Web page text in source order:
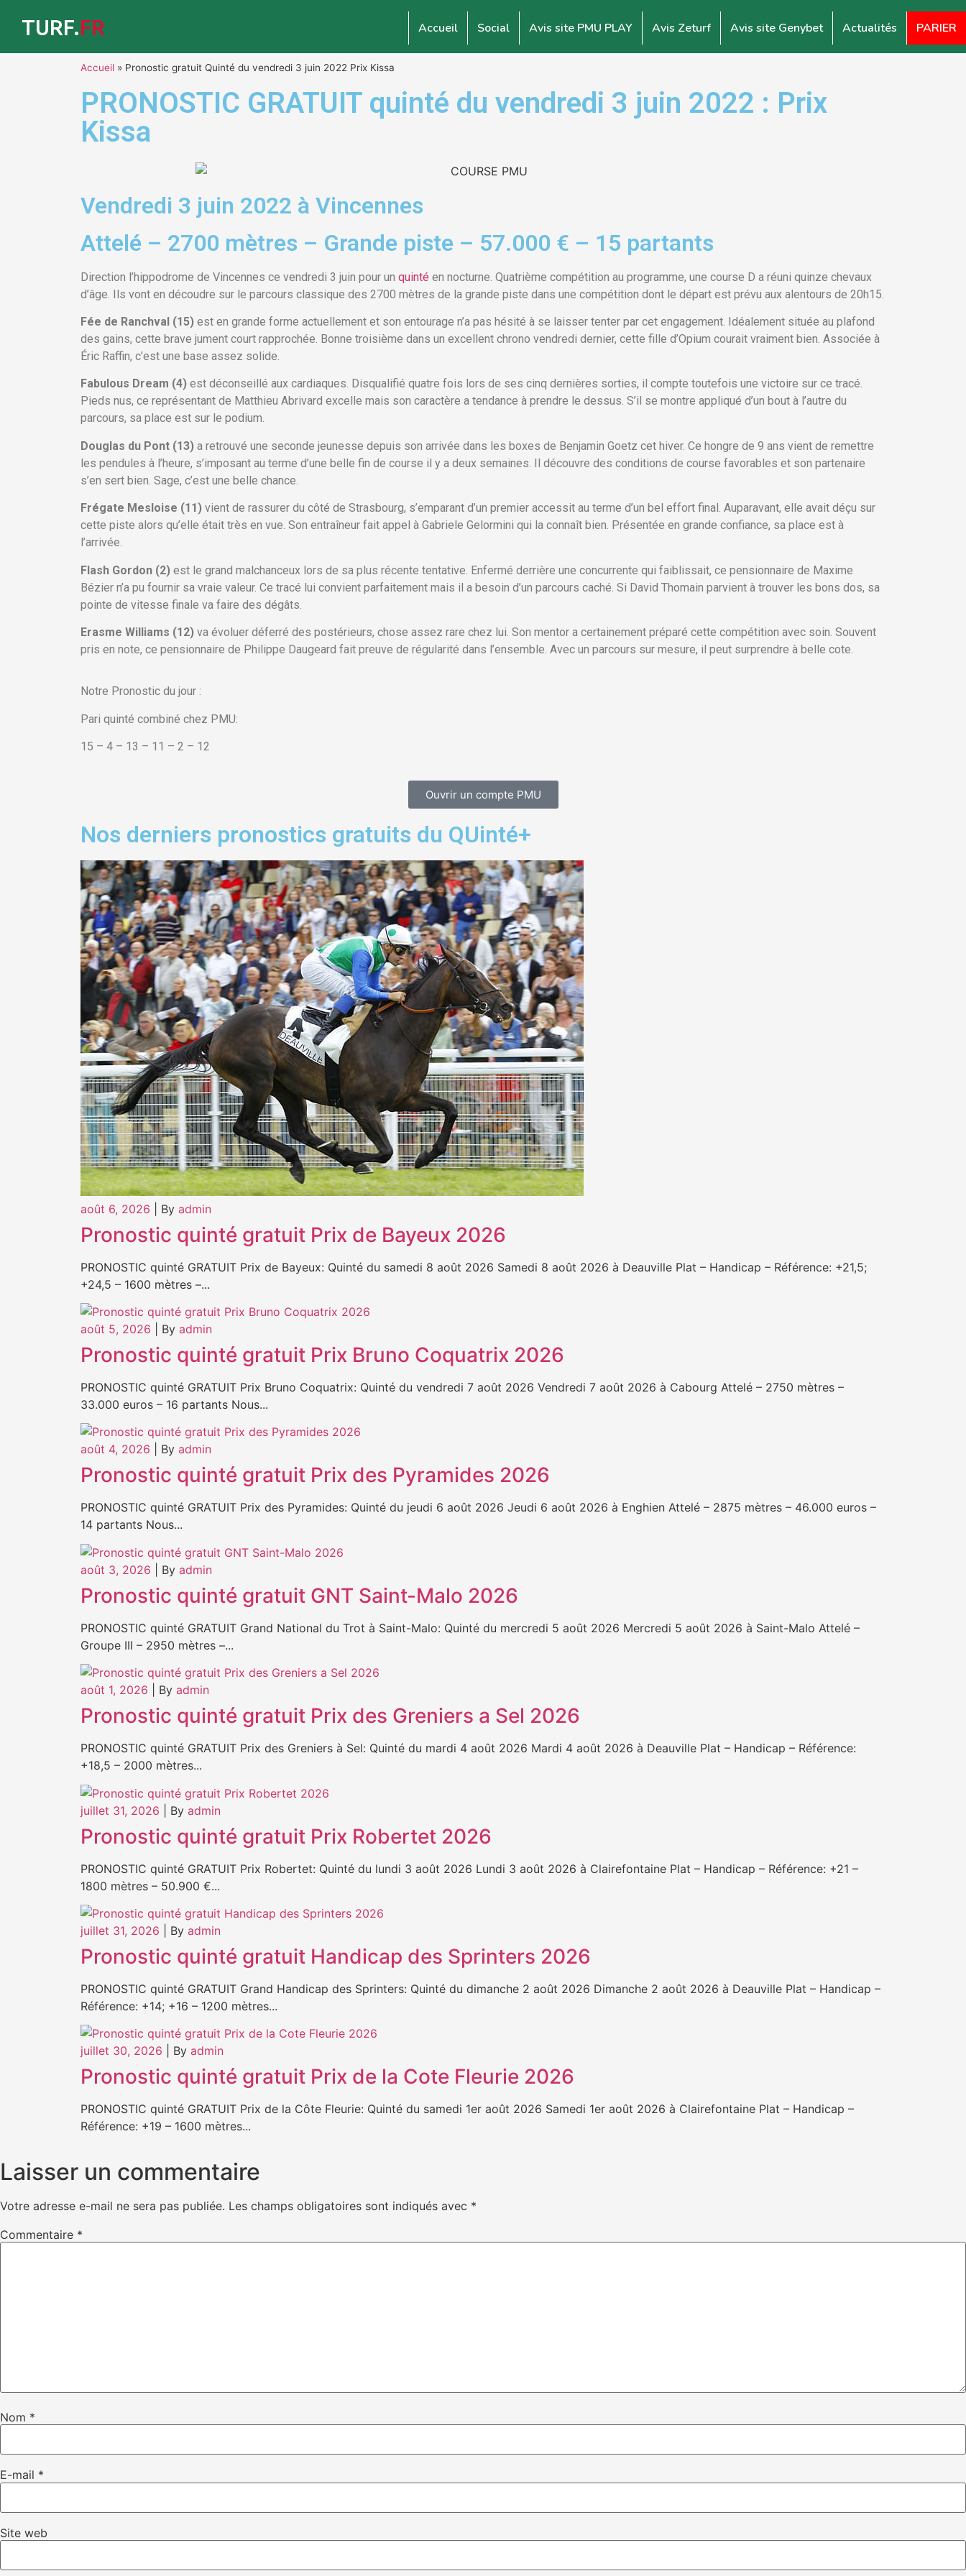
TURF.FR Accueil Social Avis site PMU PLAY Avis Zeturf Avis site Genybet Actualités PARIER
Accueil » Pronostic gratuit Quinté du vendredi 3 juin 2022 Prix Kissa
PRONOSTIC GRATUIT quinté du vendredi 3 juin 2022 : Prix
Kissa
Vendredi 3 juin 2022 à Vincennes
Attelé – 2700 mètres – Grande piste – 57.000 € – 15 partants
Direction l’hippodrome de Vincennes ce vendredi 3 juin pour un quinté en nocturne. Quatrième compétition au programme, une course D a réuni quinze chevaux
d’âge. Ils vont en découdre sur le parcours classique des 2700 mètres de la grande piste dans une compétition dont le départ est prévu aux alentours de 20h15.
Fée de Ranchval (15) est en grande forme actuellement et son entourage n’a pas hésité à se laisser tenter par cet engagement. Idéalement située au plafond
des gains, cette brave jument court rapprochée. Bonne troisième dans un excellent chrono vendredi dernier, cette fille d’Opium courait vraiment bien. Associée à
Éric Raffin, c’est une base assez solide.
Fabulous Dream (4) est déconseillé aux cardiaques. Disqualifié quatre fois lors de ses cinq dernières sorties, il compte toutefois une victoire sur ce tracé.
Pieds nus, ce représentant de Matthieu Abrivard excelle mais son caractère a tendance à prendre le dessus. S’il se montre appliqué d’un bout à l’autre du
parcours, sa place est sur le podium.
Douglas du Pont (13) a retrouvé une seconde jeunesse depuis son arrivée dans les boxes de Benjamin Goetz cet hiver. Ce hongre de 9 ans vient de remettre
les pendules à l’heure, s’imposant au terme d’une belle fin de course il y a deux semaines. Il découvre des conditions de course favorables et son partenaire
s’en sert bien. Sage, c’est une belle chance.
Frégate Mesloise (11) vient de rassurer du côté de Strasbourg, s’emparant d’un premier accessit au terme d’un bel effort final. Auparavant, elle avait déçu sur
cette piste alors qu’elle était très en vue. Son entraîneur fait appel à Gabriele Gelormini qui la connaît bien. Présentée en grande confiance, sa place est à
l’arrivée.
Flash Gordon (2) est le grand malchanceux lors de sa plus récente tentative. Enfermé derrière une concurrente qui faiblissait, ce pensionnaire de Maxime
Bézier n’a pu fournir sa vraie valeur. Ce tracé lui convient parfaitement mais il a besoin d’un parcours caché. Si David Thomain parvient à trouver les bons dos, sa
pointe de vitesse finale va faire des dégâts.
Erasme Williams (12) va évoluer déferré des postérieurs, chose assez rare chez lui. Son mentor a certainement préparé cette compétition avec soin. Souvent
pris en note, ce pensionnaire de Philippe Daugeard fait preuve de régularité dans l’ensemble. Avec un parcours sur mesure, il peut surprendre à belle cote.
Notre Pronostic du jour :
Pari quinté combiné chez PMU:
15 – 4 – 13 – 11 – 2 – 12
Ouvrir un compte PMU
Nos derniers pronostics gratuits du QUinté+
août 6, 2026 By admin
Pronostic quinté gratuit Prix de Bayeux 2026
PRONOSTIC quinté GRATUIT Prix de Bayeux: Quinté du samedi 8 août 2026 Samedi 8 août 2026 à Deauville Plat – Handicap – Référence: +21,5;
+24,5 – 1600 mètres –...
août 5, 2026 By admin
Pronostic quinté gratuit Prix Bruno Coquatrix 2026
PRONOSTIC quinté GRATUIT Prix Bruno Coquatrix: Quinté du vendredi 7 août 2026 Vendredi 7 août 2026 à Cabourg Attelé – 2750 mètres –
33.000 euros – 16 partants Nous...
août 4, 2026 By admin
Pronostic quinté gratuit Prix des Pyramides 2026
PRONOSTIC quinté GRATUIT Prix des Pyramides: Quinté du jeudi 6 août 2026 Jeudi 6 août 2026 à Enghien Attelé – 2875 mètres – 46.000 euros –
14 partants Nous...
août 3, 2026 By admin
Pronostic quinté gratuit GNT Saint-Malo 2026
PRONOSTIC quinté GRATUIT Grand National du Trot à Saint-Malo: Quinté du mercredi 5 août 2026 Mercredi 5 août 2026 à Saint-Malo Attelé –
Groupe III – 2950 mètres –...
août 1, 2026 By admin
Pronostic quinté gratuit Prix des Greniers a Sel 2026
PRONOSTIC quinté GRATUIT Prix des Greniers à Sel: Quinté du mardi 4 août 2026 Mardi 4 août 2026 à Deauville Plat – Handicap – Référence:
+18,5 – 2000 mètres...
juillet 31, 2026 By admin
Pronostic quinté gratuit Prix Robertet 2026
PRONOSTIC quinté GRATUIT Prix Robertet: Quinté du lundi 3 août 2026 Lundi 3 août 2026 à Clairefontaine Plat – Handicap – Référence: +21 –
1800 mètres – 50.900 €...
juillet 31, 2026 By admin
Pronostic quinté gratuit Handicap des Sprinters 2026
PRONOSTIC quinté GRATUIT Grand Handicap des Sprinters: Quinté du dimanche 2 août 2026 Dimanche 2 août 2026 à Deauville Plat – Handicap –
Référence: +14; +16 – 1200 mètres...
juillet 30, 2026 By admin
Pronostic quinté gratuit Prix de la Cote Fleurie 2026
PRONOSTIC quinté GRATUIT Prix de la Côte Fleurie: Quinté du samedi 1er août 2026 Samedi 1er août 2026 à Clairefontaine Plat – Handicap –
Référence: +19 – 1600 mètres...
Laisser un commentaire
Votre adresse e-mail ne sera pas publiée. Les champs obligatoires sont indiqués avec *
Commentaire *
Nom *
E-mail *
Site web